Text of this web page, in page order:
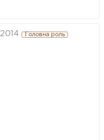
2014 Головна роль